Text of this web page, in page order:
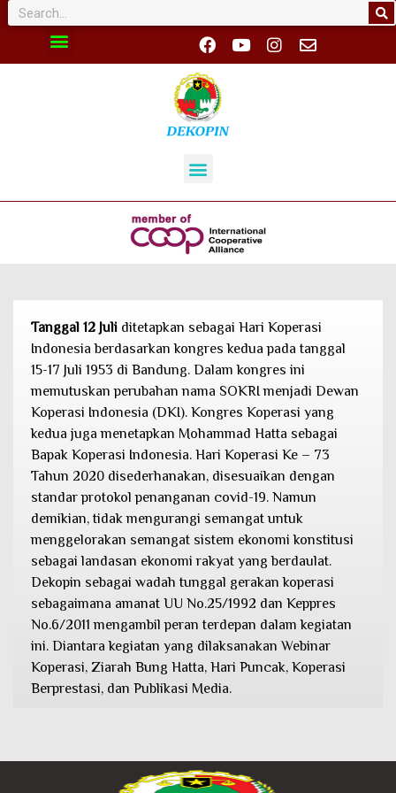
Tanggal 12 Juli ditetapkan sebagai Hari Koperasi
Indonesia berdasarkan kongres kedua pada tanggal
15-17 Juli 1953 di Bandung. Dalam kongres ini
memutuskan perubahan nama SOKRI menjadi Dewan
Koperasi Indonesia (DKI). Kongres Koperasi yang
kedua juga menetapkan Mohammad Hatta sebagai
Bapak Koperasi Indonesia. Hari Koperasi Ke – 73
Tahun 2020 disederhanakan, disesuaikan dengan
standar protokol penanganan covid-19. Namun
demikian, tidak mengurangi semangat untuk
menggelorakan semangat sistem ekonomi konstitusi
sebagai landasan ekonomi rakyat yang berdaulat.
Dekopin sebagai wadah tunggal gerakan koperasi
sebagaimana amanat UU No.25/1992 dan Keppres
No.6/2011 mengambil peran terdepan dalam kegiatan
ini. Diantara kegiatan yang dilaksanakan Webinar
Koperasi, Ziarah Bung Hatta, Hari Puncak, Koperasi
Berprestasi, dan Publikasi Media.